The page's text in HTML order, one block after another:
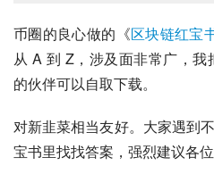
币圈的良心做的《区块链红宝
从 A 到 Z，涉及面非常广，
的伙伴可以自取下载。
对新韭菜相当友好。大家遇到
宝书里找找答案，强烈建议各位